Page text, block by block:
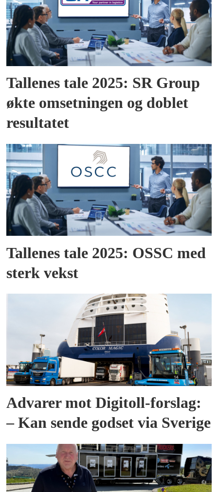
Tallenes tale 2025: SR Group
økte omsetningen og doblet
resultatet
Tallenes tale 2025: OSSC med
sterk vekst
Advarer mot Digitoll-forslag:
– Kan sende godset via Sverige